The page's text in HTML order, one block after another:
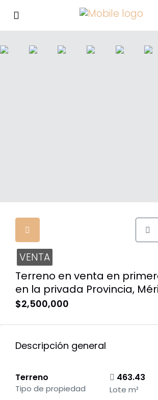
VENTA
Terreno en venta en
en la privada Provincia,
$2,500,000
Descripción general
Terreno
Tipo de propiedad
463.43
Lote m²